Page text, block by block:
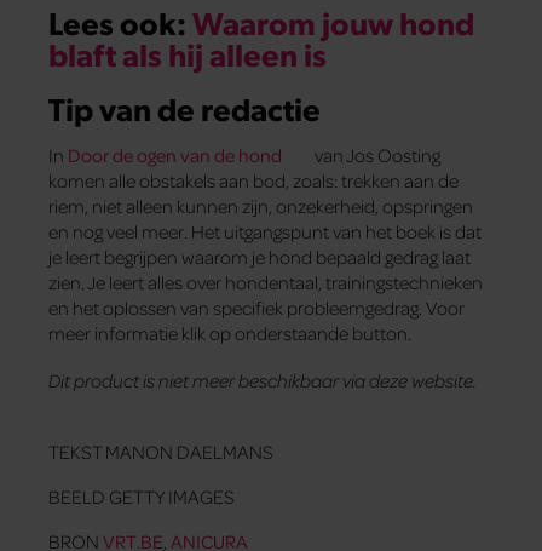
Lees ook:Waarom jouw hond
blaft als hij alleen is
Tip van de redactie
In Door de ogen van de hond
van Jos Oosting
komen alle obstakels aan bod, zoals: trekken aan de
riem, niet alleen kunnen zijn, onzekerheid, opspringen
en nog veel meer. Het uitgangspunt van het boek is dat
je leert begrijpen waarom je hond bepaald gedrag laat
zien. Je leert alles over hondentaal, trainingstechnieken
en het oplossen van specifiek probleemgedrag. Voor
meer informatie klik op onderstaande button.
Dit product is niet meer beschikbaar via deze website.
TEKST MANON DAELMANS
BEELD GETTY IMAGES
BRON VRT.BE, ANICURA